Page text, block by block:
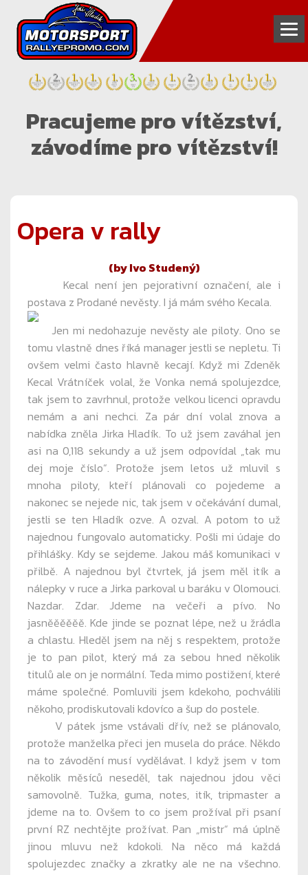
INZERCE
FOTOGALERIE
VIDEOGALERIE
TÝM
Pracujeme pro vítězství,
závodíme pro vítězství!
Opera v rally
(by Ivo Studený)
Kecal není jen pejorativní označení, ale i
postava z Prodané nevěsty. I já mám svého Kecala.
Jen mi nedohazuje nevěsty ale piloty. Ono se
tomu vlastně dnes říká manager jestli se nepletu. Ti
ovšem velmi často hlavně kecají. Když mi Zdeněk
Kecal Vrátníček volal, že Vonka nemá spolujezdce,
tak jsem to zavrhnul, protože velkou licenci opravdu
nemám a ani nechci. Za pár dní volal znova a
nabídka zněla Jirka Hladík. To už jsem zaváhal jen
asi na 0,118 sekundy a už jsem odpovídal „tak mu
dej moje číslo“. Protože jsem letos už mluvil s
mnoha piloty, kteří plánovali co pojedeme a
nakonec se nejede nic, tak jsem v očekávání dumal,
jestli se ten Hladík ozve. A ozval. A potom to už
najednou fungovalo automaticky. Pošli mi údaje do
přihlášky. Kdy se sejdeme. Jakou máš komunikaci v
přilbě. A najednou byl čtvrtek, já jsem měl itík a
nálepky v ruce a Jirka parkoval u baráku v Olomouci.
Nazdar. Zdar. Jdeme na večeři a pívo. No
jasněěěěěě. Kde jinde se poznat lépe, než u žrádla
a chlastu. Hleděl jsem na něj s respektem, protože
je to pan pilot, který má za sebou hned několik
titulů ale on je normální. Teda mimo postižení, které
máme společné. Pomluvili jsem kdekoho, pochválili
někoho, prodiskutovali kdovíco a šup do postele.
V pátek jsme vstávali dřív, než se plánovalo,
protože manželka přeci jen musela do práce. Někdo
na to závodění musí vydělávat. I když jsem v tom
několik měsíců neseděl, tak najednou jdou věci
samovolně. Tužka, guma, notes, itík, tripmaster a
jdeme na to. Ovšem to co jsem prožíval při psaní
první RZ nechtějte prožívat. Pan „mistr“ má úplně
jinou mluvu než kdokoli. Na něco má každá
spolujezdec značky a zkratky ale ne na všechno.